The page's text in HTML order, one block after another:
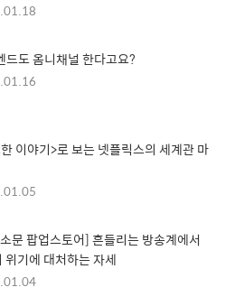
드도 옴니채널 한다고요?
이야기>로 보는 넷플릭스의 세계관 마
문 팝업스토어] 흔들리는 방송계에서
기에 대처하는 자세